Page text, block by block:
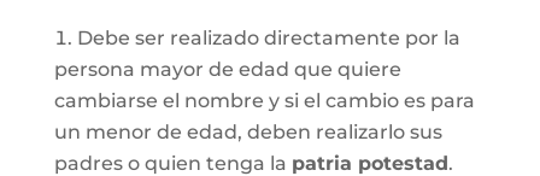
Debe ser realizado directamente por la
persona mayor de edad que quiere
cambiarse el nombre y si el cambio es para
un menor de edad, deben realizarlo sus
padres o quien tenga la patria potestad.